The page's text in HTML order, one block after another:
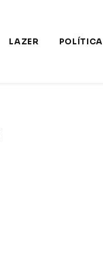
LAZER POLÍTICA